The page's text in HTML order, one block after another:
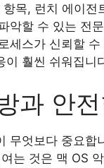
목, 런치 에이
악할 수 있는 전
세스가 신뢰할
이 훨씬 쉬워집니
과 안
무엇보다 중요
는 것은 맥 OS